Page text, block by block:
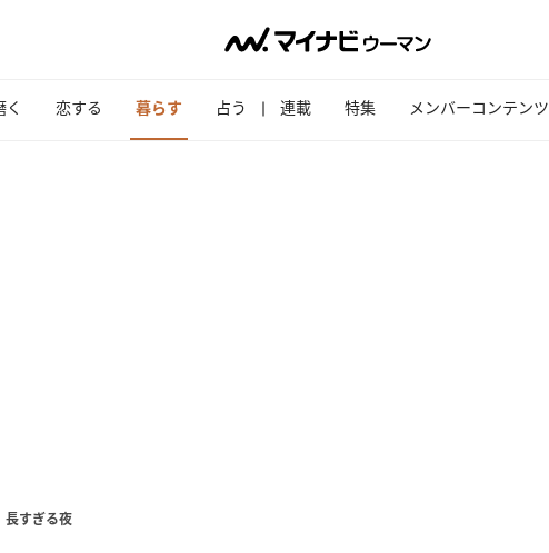
く 恋する 暮らす 占う 連載 特集 メンバーコンテンツ
長すぎる夜